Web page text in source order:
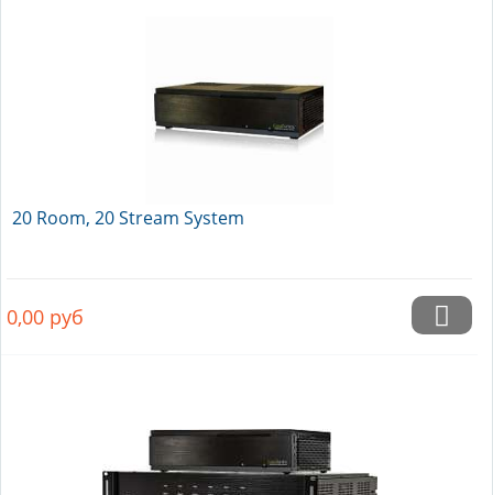
20 Room, 20 Stream System
0,00 руб